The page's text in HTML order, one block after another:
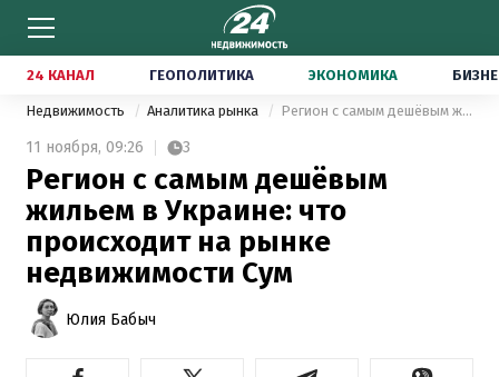
24 КАНАЛ ГЕОПОЛИТИКА ЭКОНОМИКА
Недвижимость Аналитика рынка Регион с самым дешёвым жильем в Украине: что происходит на рынке недвижимости Сум
11 ноября, 09:26 3
Регион с самым дешёвым
жильем в Украине: что
происходит на рынке
недвижимости Сум
Юлия Бабыч